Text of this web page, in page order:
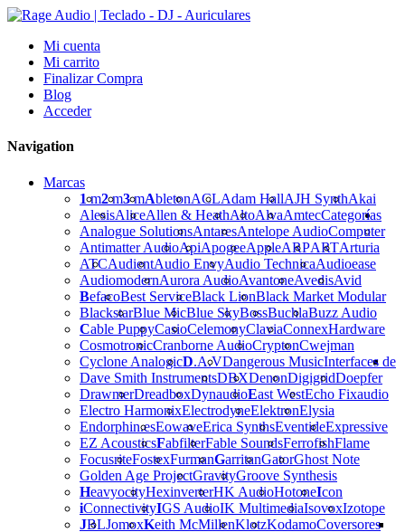
Mi cuenta
Mi carrito
Finalizar Compra
Blog
Acceder
Navigation
Marcas
1m2m3mAbletonACLAdam HallAJH SynthAkai
AlesisAliceAllen & HeathAltoAlvaAmtec
Analogue SolutionsAntaresAntelope Audio
Antimatter AudioApiApogeeAppleARPARTArturia
ATCAudientAudio EnvyAudio TechnicaAudioease
AudiomodernAurora AudioAvantoneAvedisAvid
BefacoBest ServiceBlack LionBlack Market Modular
BlackstarBlue MicBlue SkyBossBuchlaBuzz Audio
Cable PuppyCasioCelemonyClaviaConnex
CosmotronicCranborne AudioCryptonCwejman
Cyclone AnalogicD.A.VDangerous Music
Dave Smith InstrumentsDBXDenonDigigridDoepfer
DrawmerDreadboxDynaudioEast WestEcho Fix
Electro HarmonixElectrodyneElektronElysia
Endorphin.esEowaveErica SynthsEventideExpressive
EZ AcousticsFabfilterFable SoundsFerrofishFlame
FocusriteFostexFurmanGarritanGatorGhost Note
Golden Age ProjectGravityGroove Synthesis
HeavyocityHexinverterHK AudioHotoneIcon
iConnectivityIGS AudioIK MultimediaIsovoxIzotope
JBLJomoxKeith McMillenKlotzKodamo
Categorías
Computer
Hardware
Interfaces de
audio
Coversores